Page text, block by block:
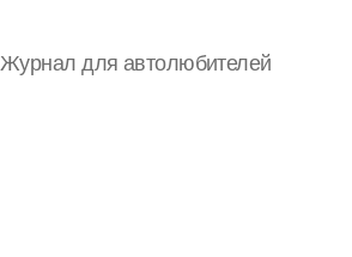
Журнал для автолюбителей